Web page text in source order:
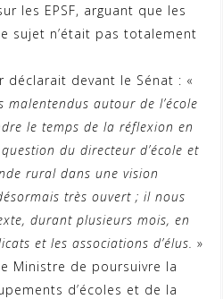
les EPSF, arguant que les
sujet n’était pas totalement
déclarait devant le Sénat : «
malentendus autour de l’école
le temps de la réflexion en
du directeur d’école et
rural dans une vision
très ouvert ; il nous
durant plusieurs mois, en
et les associations d’élus. »
Ministre de poursuivre la
d’écoles et de la